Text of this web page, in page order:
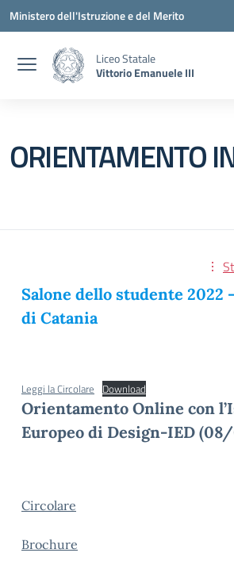
Vai ai contenuti
Vai al menu di navigazione
Vai al footer
Ministero dell'Istruzione e del Merito
Liceo Statale
Vittorio Emanuele III
ORIENTAMENTO
Salone dello studente 2022
di Catania
Leggi la Circolare Download
Orientamento Online con
Europeo di Design-IED
Circolare
Brochure